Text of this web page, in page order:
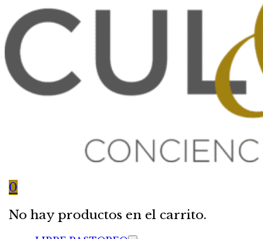
0
No hay productos en el carrito.